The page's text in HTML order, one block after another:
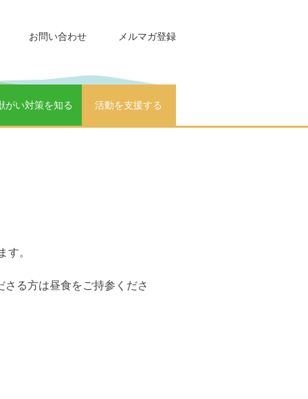
がい対策を知る 活動を支援する
お問い合わせ メルマガ登録
。
る方は昼食をご持参くださ